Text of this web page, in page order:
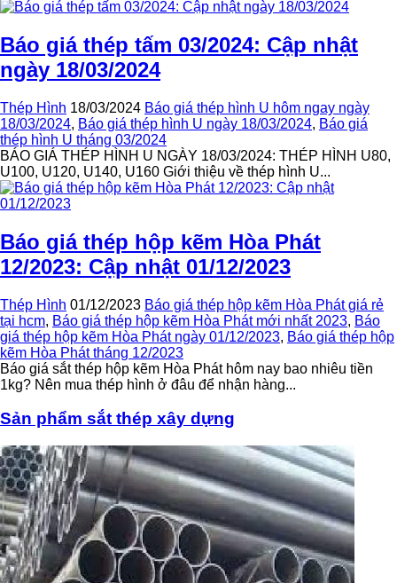
Báo giá thép tấm 03/2024: Cập nhật
ngày 18/03/2024
Thép Hình 18/03/2024 Báo giá thép hình U hôm ngay ngày
18/03/2024, Báo giá thép hình U ngày 18/03/2024, Báo giá
thép hình U tháng 03/2024
BÁO GIÁ THÉP HÌNH U NGÀY 18/03/2024: THÉP HÌNH U80,
U100, U120, U140, U160 Giới thiệu về thép hình U...
Báo giá thép hộp kẽm Hòa Phát
12/2023: Cập nhật 01/12/2023
Thép Hình 01/12/2023 Báo giá thép hộp kẽm Hòa Phát giá rẻ
tại hcm, Báo giá thép hộp kẽm Hòa Phát mới nhất 2023, Báo
giá thép hộp kẽm Hòa Phát ngày 01/12/2023, Báo giá thép hộp
kẽm Hòa Phát tháng 12/2023
Báo giá sắt thép hộp kẽm Hòa Phát hôm nay bao nhiêu tiền
1kg? Nên mua thép hình ở đâu để nhận hàng...
Sản phẩm sắt thép xây dựng